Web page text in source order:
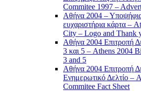
Commitee 1997 –
Αθήνα 2004 –
ευχαριστήρια κάρτα –
City – Logo and Thank
Αθήνα 2004 Επιτροπή
3 και 5 – Athens 2004
3 and 5
Αθήνα 2004 Επιτροπή
Ενημερωτικό Δελτίο –
Commitee Fact Sheet